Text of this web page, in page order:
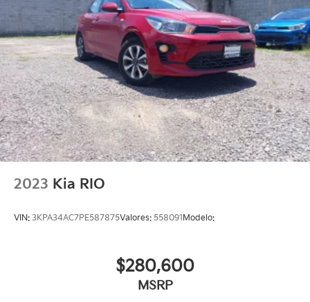
2023 Kia RIO
VIN: 3KPA34AC7PE587875Valores: 558091Modelo:
$280,600
MSRP